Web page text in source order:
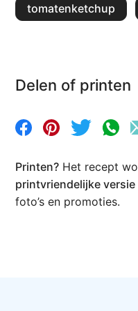
tomatenketchup
Delen of printen
Printen? Het recept
printvriendelijke versie
foto’s en promoties.